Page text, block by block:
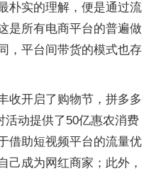
朴实的理解，便是通过流
是所有电商平台的普遍做
，平台间带货的模式也存
收开启了购物节，拼多多
活动提供了50亿惠农消费
借助短视频平台的流量优
己成为网红商家；此外，